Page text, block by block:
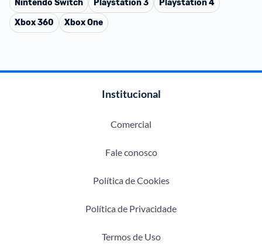
Nintendo Switch
Playstation 3
Playstation 4
Xbox 360
Xbox One
Institucional
Comercial
Fale conosco
Política de Cookies
Política de Privacidade
Termos de Uso